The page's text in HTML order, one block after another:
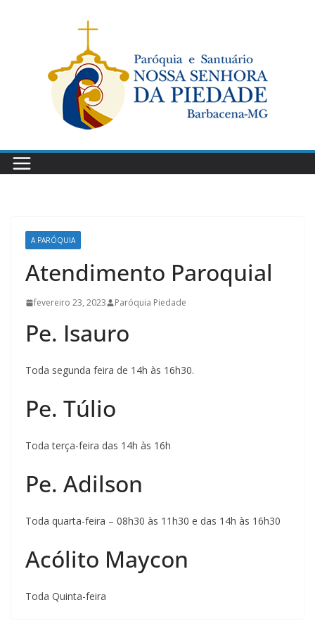
A PARÓQUIA
Atendimento Paroquial
fevereiro 23, 2023 Paróquia Piedade
Pe. Isauro
Toda segunda feira de 14h às 16h30.
Pe. Túlio
Toda terça-feira das 14h às 16h
Pe. Adilson
Toda quarta-feira – 08h30 às 11h30 e das 14h às 16h30
Acólito Maycon
Toda Quinta-feira